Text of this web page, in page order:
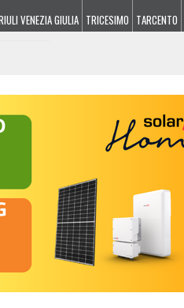
VENEZIA GIULIA TRICESIMO TARCENTO